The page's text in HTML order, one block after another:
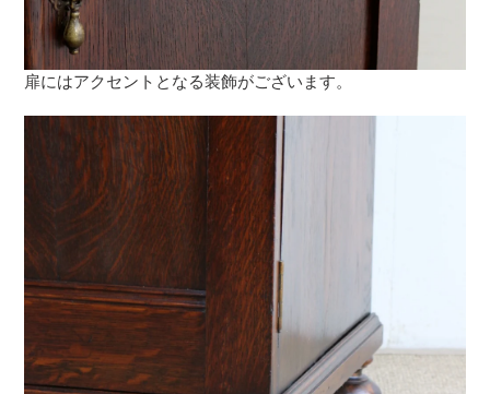
扉にはアクセントとなる装飾がございます。